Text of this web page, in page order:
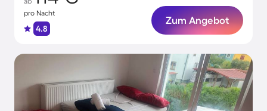
pro Nacht
4.8
Zum Angebot